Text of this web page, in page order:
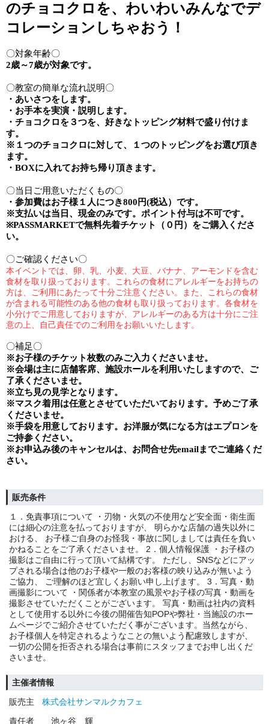
のチョコクロを、わいわいみんなでデ
コレーションしちゃおう！
〇対象年齢〇
2歳～7歳が対象です。
〇教室の簡単な流れ説明〇
・あいさつをします。
・お手本を実演・説明します。
・チョコクロを３つを、好きなトッピング材料で盛り付けま
す。
※１つのチョコクロに対して、１つのトッピングをお選び頂き
ます。
・BOXに入れてお持ち帰り頂きます。
〇当日ご用意いただくもの〇
・参加費はお子様１人につき800 円(税込）です。
※支払いは当日、現金のみです。ポイント付与は不可です。
※PASSMARKETで無料先着チケット（０円）をご購入くださ
い。
〇ご確認ください〇
本イベントでは、卵、乳、小麦、大豆、バナナ、アーモンドを含む
食材を取り扱っております。これらの食材にアレルギーをお持ちの
方は、ご利用にあたって十分ご注意ください。
また、これらの食材
が含まれる可能性のある他の食材も取り扱っております。各食材を
小分けでご用意しておりますが、アレルギーのある方は十分にご注
意の上、自己責任でのご利用をお願いいたします。
〇補足〇
※お子様のチケット枚数のみご入力くださいませ。
※会場は主に店舗客席、施設ホールを利用いたしますので、ご
了承くださいませ。
※立ち見の見学となります。
※マスク着用は任意とさせていただいております。予めご了承
くださいませ。
※手袋を用意しております。お洋服が気になる方はエプロンを
ご持参ください。
※お申込み後のキャンセルは、お問合せ先emailまでご連絡くだ
さい。
販売条件
１．免責事項について ・刃物・火気の不使用など安全面・衛生面
には細心の注意を払っておりますが、 明らかな店舗の過失以外に
おける、 お子様ご自身のお怪我・事故に関しましては責任を負い
かねることをご了承くださいませ。 2．個人情報保護 ・お子様の
撮影はご自由に行って頂いて結構です。 ただし、SNSなどにアッ
プされる場合は他のお子様や一般のお客様の映り込みが無いよう
ご協力、 ご理解のほど宜しくお願い申し上げます。 3．写真・動
画撮影について ・関係者が本教室の風景やお子様の写真・動画を
撮影させていただくことがございます。 写真・動画は社内の資料
として使用する以外に今後の開催告知POPや弊社・当施設のホー
ムページでご紹介させていただく事がございます。当然ながら、
お子様個人を特定されるようなことの無いよう配慮致しますが、
一切の公開を拒否される場合は事前にスタッフまでお申し出くだ
さいませ。
主催者情報
販売主
株式会社サンマルクカフェ
責任者
池ヶ谷 輝